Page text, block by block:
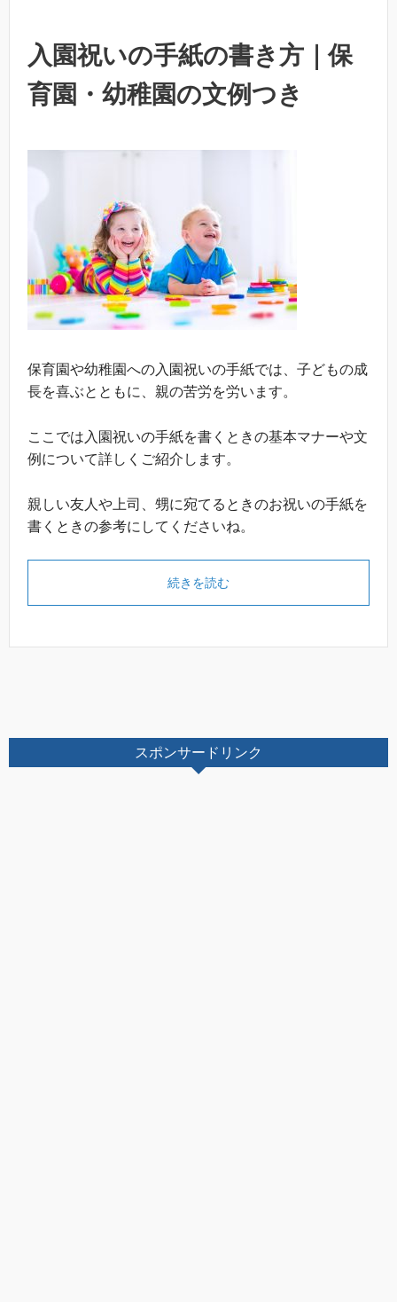
入園祝いの手紙の書き方｜保
育園・幼稚園の文例つき
保育園や幼稚園への入園祝いの手紙では、子どもの成
長を喜ぶとともに、親の苦労を労います。
ここでは入園祝いの手紙を書くときの基本マナーや文
例について詳しくご紹介します。
親しい友人や上司、甥に宛てるときのお祝いの手紙を
書くときの参考にしてくださいね。
続きを読む
スポンサードリンク